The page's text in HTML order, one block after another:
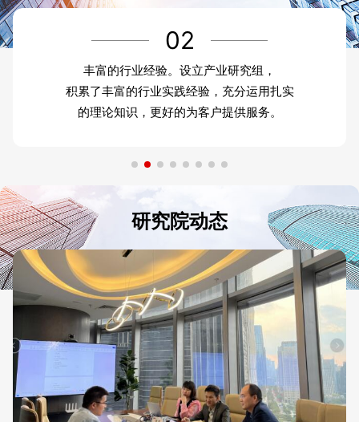
02
丰富的行业经验。设立产业研究组，
积累了丰富的行业实践经验，充分运用扎实
的理论知识，更好的为客户提供服务。
研究院动态